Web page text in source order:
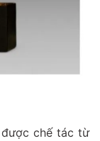
chế tác từ